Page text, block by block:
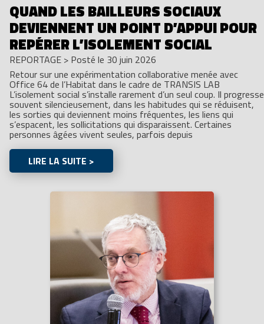
QUAND LES BAILLEURS SOCIAUX
DEVIENNENT UN POINT D’APPUI POUR
REPÉRER L’ISOLEMENT SOCIAL
REPORTAGE > Posté le 30 juin 2026
Retour sur une expérimentation collaborative menée avec
Office 64 de l’Habitat dans le cadre de TRANSIS LAB
L’isolement social s’installe rarement d’un seul coup. Il progresse
souvent silencieusement, dans les habitudes qui se réduisent,
les sorties qui deviennent moins fréquentes, les liens qui
s’espacent, les sollicitations qui disparaissent. Certaines
personnes âgées vivent seules, parfois depuis
LIRE LA SUITE >